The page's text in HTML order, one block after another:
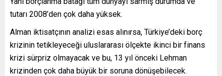
tutarı 2008’den çok daha yüksek.
Alman iktisatçının analizi esas alınırsa, Türkiye’deki borç
krizinin tetikleyeceği uluslararası ölçekte ikinci bir finans
krizi sürpriz olmayacak ve bu, 13 yıl önceki Lehman
krizinden çok daha büyük bir soruna dönüşebilecek.